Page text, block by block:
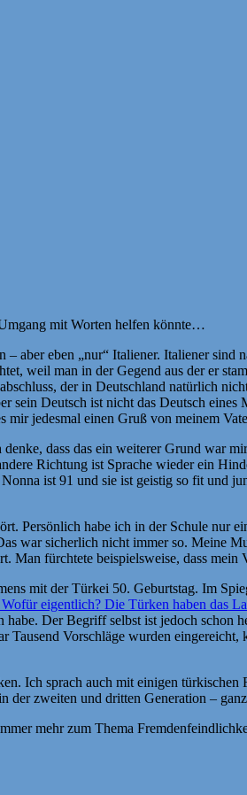
mit Worten helfen könnte…
aber eben „nur“ Italiener. Italiener
weil man in der Gegend aus der er
der in Deutschland natürlich
sein Deutsch ist nicht das Deutsch
mir jedesmal einen Gruß von meinem
dass das ein weiterer Grund war
Richtung ist Sprache wieder ein
ist 91 und sie ist geistig so fit und
Persönlich habe ich in der Schule nur
war sicherlich nicht immer so. Meine
Man fürchtete beispielsweise, dass
mit der Türkei 50. Geburtstag. Im
eigentlich? Die Türken haben das
habe. Der Begriff selbst ist jedoch
Tausend Vorschläge wurden
Ich sprach auch mit einigen
zweiten und dritten Generation –
mehr zum Thema